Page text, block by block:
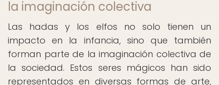
la imaginación colectiva
Las hadas y los elfos no solo tienen un
impacto en la infancia, sino que también
forman parte de la imaginación colectiva de
la sociedad. Estos seres mágicos han sido
representados en diversas formas de arte,